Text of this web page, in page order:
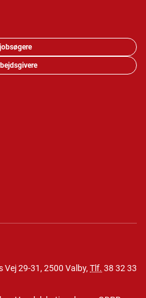
29-31, 2500 Valby, Tlf. 38 32 33